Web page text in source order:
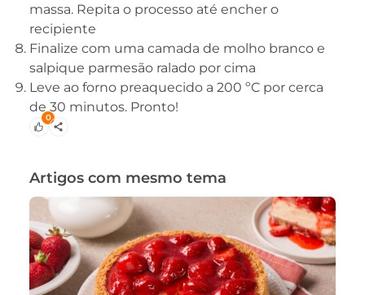
massa. Repita o processo até encher o
recipiente
Finalize com uma camada de molho branco e
salpique parmesão ralado por cima
Leve ao forno preaquecido a 200 ºC por cerca
de 30 minutos. Pronto!
0
Artigos com mesmo tema